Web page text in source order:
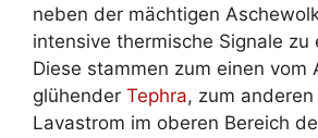
neben der mächtigen
intensive thermische Signale zu
Diese stammen zum einen vom
glühender Tephra, zum
Lavastrom im oberen Bereich